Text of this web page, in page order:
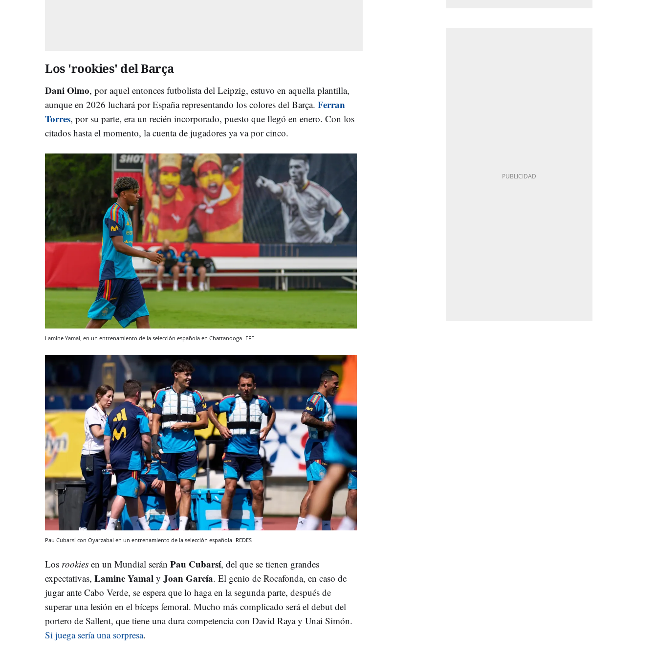
Los 'rookies' del Barça
Dani Olmo, por aquel entonces futbolista del Leipzig, estuvo en aquella plantilla,
aunque en 2026 luchará por España representando los colores del Barça. Ferran
Torres, por su parte, era un recién incorporado, puesto que llegó en enero. Con los
citados hasta el momento, la cuenta de jugadores ya va por cinco.
Lamine Yamal, en un entrenamiento de la selección española en Chattanooga EFE
Pau Cubarsí con Oyarzabal en un entrenamiento de la selección española REDES
Los rookies en un Mundial serán Pau Cubarsí, del que se tienen grandes
expectativas, Lamine Yamal y Joan García. El genio de Rocafonda, en caso de
jugar ante Cabo Verde, se espera que lo haga en la segunda parte, después de
superar una lesión en el bíceps femoral. Mucho más complicado será el debut del
portero de Sallent, que tiene una dura competencia con David Raya y Unai Simón.
Si juega sería una sorpresa.